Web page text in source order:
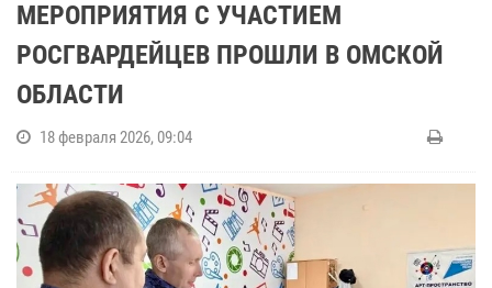
МЕРОПРИЯТИЯ С УЧАСТИЕМ
РОСГВАРДЕЙЦЕВ ПРОШЛИ В ОМСКОЙ
ОБЛАСТИ
18 февраля 2026, 09:04